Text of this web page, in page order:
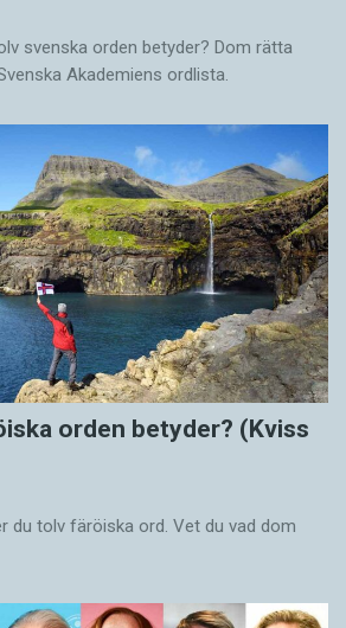
svenska orden betyder? Dom rätta
Akademiens ordlista.
orden betyder? (Kviss
du tolv färöiska ord. Vet du vad dom